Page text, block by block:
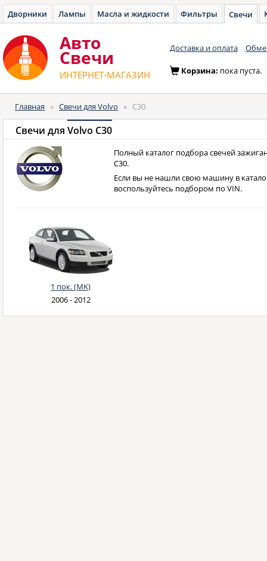
Дворники Лампы Масла и жидкости Фильтры Свечи
Авто
Cвечи
ИНТЕРНЕТ-МАГАЗИН
Доставка и оплата
Корзина: пока пуста.
Главная » Свечи для Volvo » C30
Свечи для Volvo C30
Полный каталог подбора свечей
C30.
Если вы не нашли свою машину в
воспользуйтесь подбором по VIN.
1 пок. (MK)
2006 - 2012